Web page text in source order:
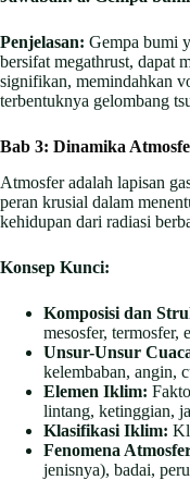
Penjelasan: Gempa bumi
bersifat megathrust, dapat
signifikan, memindahkan
terbentuknya gelombang
Bab 3: Dinamika
Atmosfer adalah lapisan
peran krusial dalam
kehidupan dari radiasi
Konsep Kunci:
Komposisi dan
mesosfer, termosfer,
Unsur-Unsur
kelembaban, angin,
Elemen Iklim:
lintang, ketinggian,
Klasifikasi Iklim:
Fenomena
jenisnya), badai,